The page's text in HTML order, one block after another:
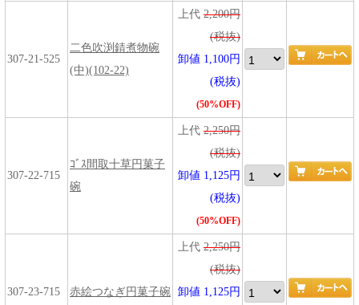
307-21-525
二色吹渕錆煮物碗
(中)(102-22)
上代 2,200円
(税抜)
卸値 1,100円
(税抜)
(50%OFF)
307-22-715
ｺﾞｽ間取十草円菓子
碗
上代 2,250円
(税抜)
卸値 1,125円
(税抜)
(50%OFF)
307-23-715 赤絵つなぎ円菓子碗
上代 2,250円
(税抜)
卸値 1,125円